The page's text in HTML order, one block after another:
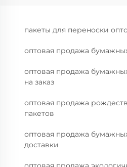
пакеты для переноски
оптовая продажа
оптовая продажа
на заказ
оптовая продажа
пакетов
оптовая продажа
доставки